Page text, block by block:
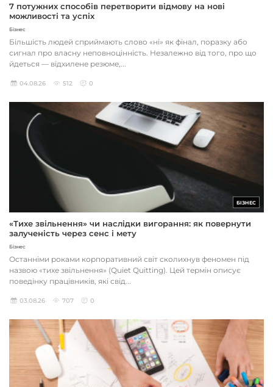
7 потужних способів перетворити відмову на нові
можливості та успіх
Бізнес
Більшість людей сприймають слово «ні» як фінал, поразку або
сигнал про власну неповноцінність. Незалежно від того, про що
йдеться — відхилене резюме,...
04.08.26 512 0
БІЗНЕС
«Тихе звільнення» чи наслідки вигорання: як повернути
залученість через сенс і мету
Бізнес
Останніми роками корпоративний світ сколихнув феномен під
назвою «тихе звільнення» (Quiet Quitting). Цей термін описує
поведінку працівників, які свід...
03.08.26 707 0